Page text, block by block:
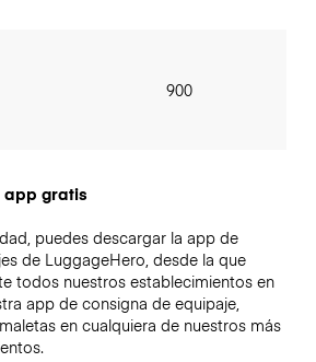
900
app gratis
puedes descargar la app de
de LuggageHero, desde la que
todos nuestros establecimientos en
app de consigna de equipaje,
en cualquiera de nuestros más